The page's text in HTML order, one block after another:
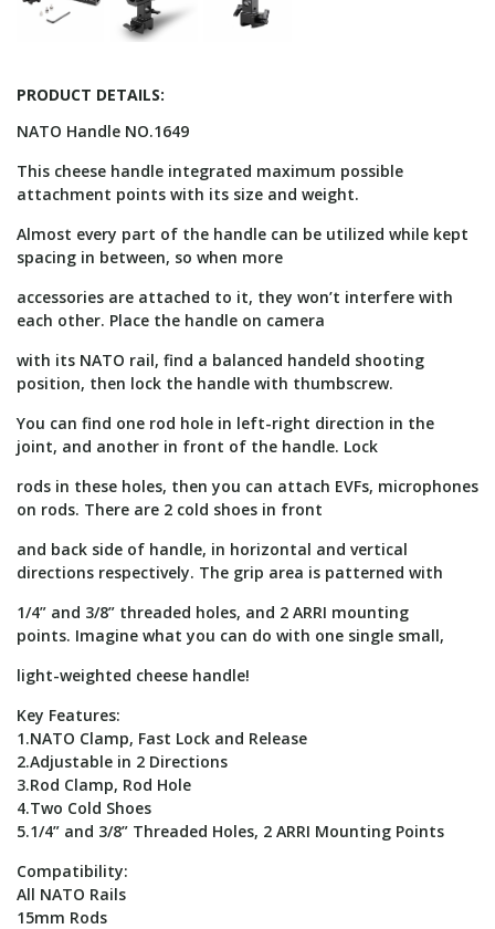
PRODUCT DETAILS:
NATO Handle NO.1649
This cheese handle integrated maximum possible
attachment points with its size and weight.
Almost every part of the handle can be utilized while kept
spacing in between, so when more
accessories are attached to it, they won’t interfere with
each other. Place the handle on camera
with its NATO rail, find a balanced handeld shooting
position, then lock the handle with thumbscrew.
You can find one rod hole in left-right direction in the
joint, and another in front of the handle. Lock
rods in these holes, then you can attach EVFs, microphones
on rods. There are 2 cold shoes in front
and back side of handle, in horizontal and vertical
directions respectively. The grip area is patterned with
1/4” and 3/8” threaded holes, and 2 ARRI mounting
points. Imagine what you can do with one single small,
light-weighted cheese handle!
Key Features:
1.NATO Clamp, Fast Lock and Release
2.Adjustable in 2 Directions
3.Rod Clamp, Rod Hole
4.Two Cold Shoes
5.1/4” and 3/8” Threaded Holes, 2 ARRI Mounting Points
Compatibility:
All NATO Rails
15mm Rods